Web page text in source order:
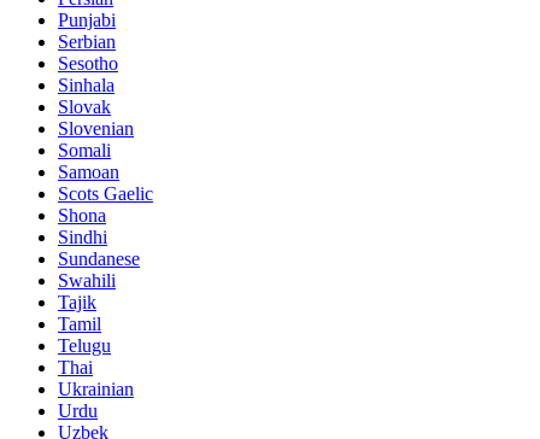
Punjabi
Serbian
Sesotho
Sinhala
Slovak
Slovenian
Somali
Samoan
Scots Gaelic
Shona
Sindhi
Sundanese
Swahili
Tajik
Tamil
Telugu
Thai
Ukrainian
Urdu
Uzbek